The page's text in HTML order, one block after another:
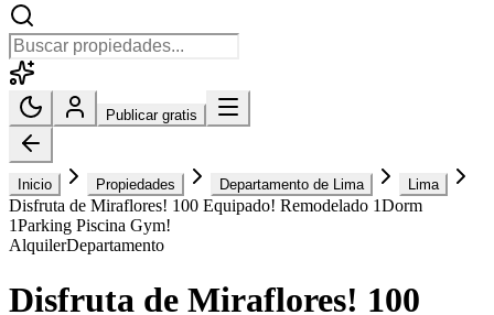
Publicar gratis
Inicio Propiedades Departamento de Lima Lima
Disfruta de Miraflores! 100 Equipado! Remodelado 1Dorm
1Parking Piscina Gym!
AlquilerDepartamento
Disfruta de Miraflores! 100